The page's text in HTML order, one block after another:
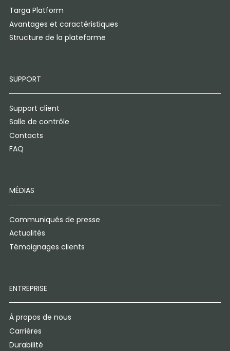
Targa Platform
Avantages et caractéristiques
Structure de la plateforme
SUPPORT
Support client
Salle de contrôle
Contacts
FAQ
MÉDIAS
Communiqués de presse
Actualités
Témoignages clients
ENTREPRISE
À propos de nous
Carrières
Durabilité